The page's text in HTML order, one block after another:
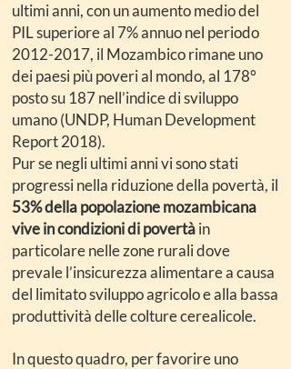
ultimi anni, con un aumento medio del
PIL superiore al 7% annuo nel periodo
2012-2017, il Mozambico rimane uno
dei paesi più poveri al mondo, al 178°
posto su 187 nell’indice di sviluppo
umano (UNDP, Human Development
Report 2018).
Pur se negli ultimi anni vi sono stati
progressi nella riduzione della povertà, il
53% della popolazione mozambicana
vive in condizioni di povertàin
particolare nelle zone rurali dove
prevale l’insicurezza alimentare a causa
del limitato sviluppo agricolo e alla bassa
produttività delle colture cerealicole.
In questo quadro, per favorire uno